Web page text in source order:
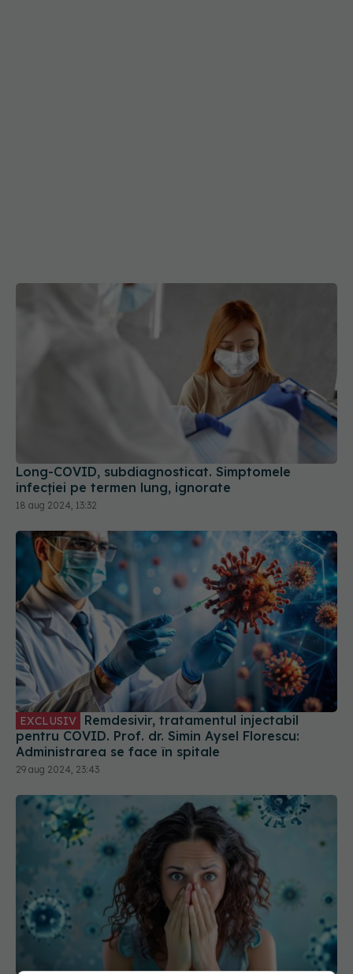
Long-COVID, subdiagnosticat. Simptomele
infecției pe termen lung, ignorate
18 aug 2024, 13:32
EXCLUSIV
pentru COVID. Prof. dr. Simin Aysel Florescu:
Administrarea se face în spitale
29 aug 2024, 23:43